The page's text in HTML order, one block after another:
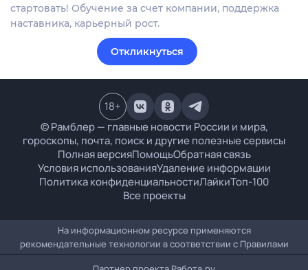
стартовать! Обучение за счет компании, поддержка
наставника, карьерный рост.
Откликнуться
© Рамблер — главные новости России и мира,
гороскопы, почта, поиск и другие полезные сервисы
Полная версияПомощьОбратная связь
Условия использованияУдаление информации
Политика конфиденциальностиЛайкиТоп-100
Все проекты
18+
На информационном ресурсе применяются
рекомендательные технологии в соответствии с Правилами